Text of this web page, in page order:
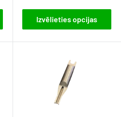
Izvēlieties opcijas